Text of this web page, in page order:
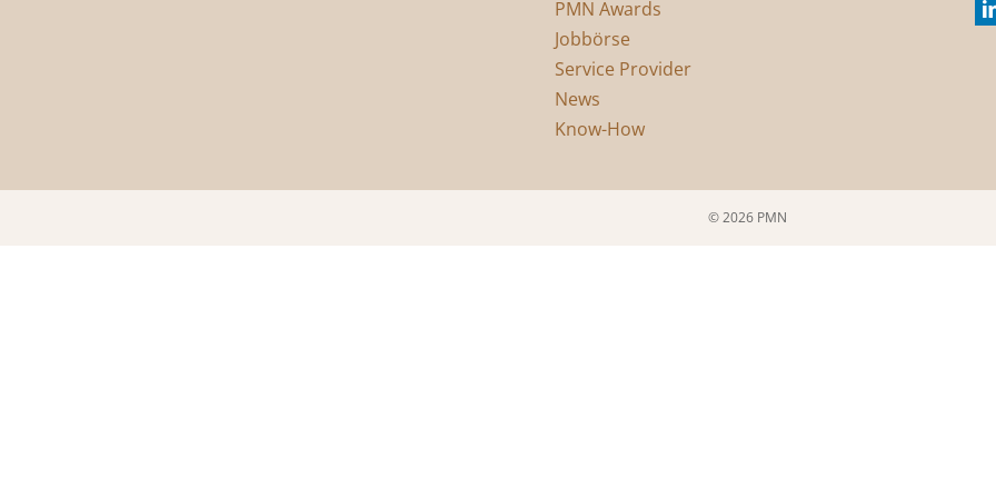
PMN Awards
Jobbörse
Service Provider
News
Know-How
© 2026 PMN